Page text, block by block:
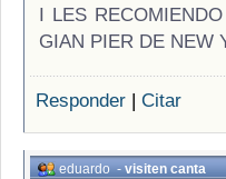
I LES
GIAN PIER DE NEW
Responder | Citar
eduardo-visiten canta